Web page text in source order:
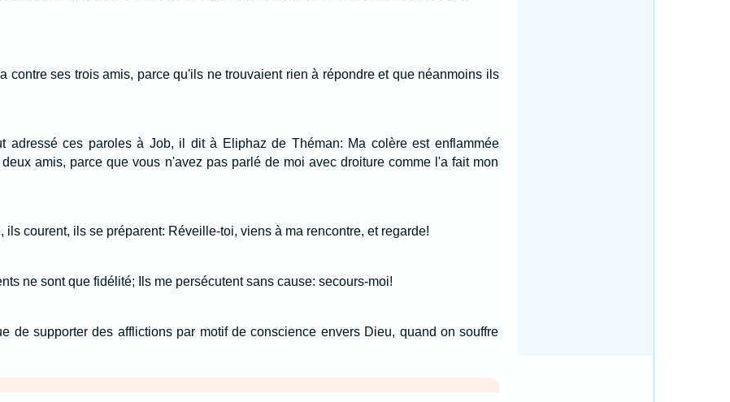
contre ses trois amis, parce qu'ils ne trouvaient rien à répondre et que néanmoins ils
adressé ces paroles à Job, il dit à Eliphaz de Théman: Ma colère est enflammée
amis, parce que vous n'avez pas parlé de moi avec droiture comme l'a fait mon
ils courent, ils se préparent: Réveille-toi, viens à ma rencontre, et regarde!
ne sont que fidélité; Ils me persécutent sans cause: secours-moi!
de supporter des afflictions par motif de conscience envers Dieu, quand on souffre